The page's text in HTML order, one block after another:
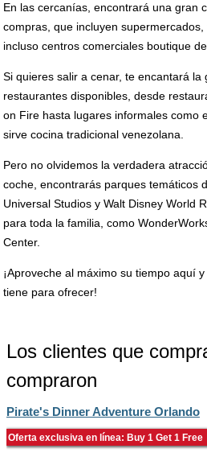
En las cercanías, encontrará una gran
compras, que incluyen
incluso centros comerciales boutique
Si quieres salir a cenar, te encantará
restaurantes disponibles, desde
on Fire hasta lugares informales como
sirve cocina tradicional venezolana.
Pero no olvidemos la verdadera
coche, encontrarás parques temáticos
Universal Studios y Walt Disney World
para toda la familia, como
Center.
¡Aproveche al máximo su tiempo aquí
tiene para ofrecer!
Los clientes que
compraron
Pirate's Dinner Adventure Orlando
Oferta exclusiva en línea: Buy 1 Get 1 Free